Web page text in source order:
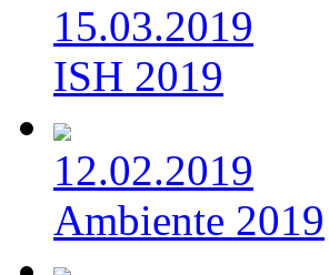
15.03.2019
ISH 2019
12.02.2019
Ambiente 2019